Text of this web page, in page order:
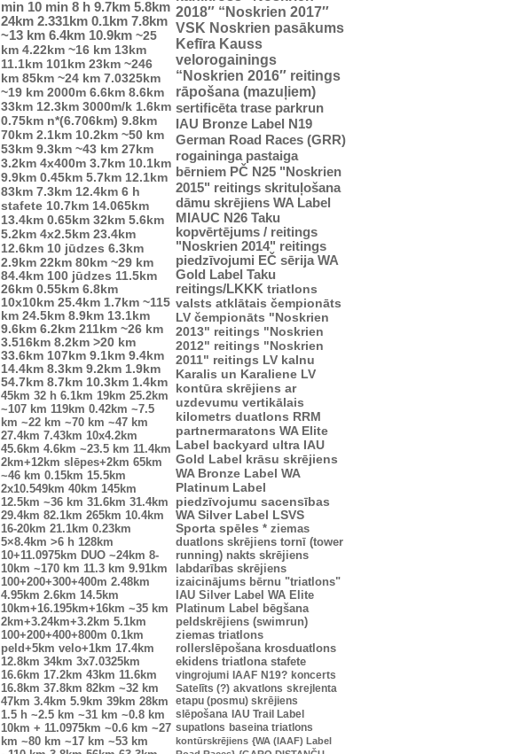
min 10 min 8 h 9.7km 5.8km
24km 2.331km 0.1km 7.8km
~13 km 6.4km 10.9km ~25
km 4.22km ~16 km 13km
11.1km 101km 23km ~246
km 85km ~24 km 7.0325km
~19 km 2000m 6.6km 8.6km
33km 12.3km 3000m/k 1.6km
0.75km n*(6.706km) 9.8km
70km 2.1km 10.2km ~50 km
53km 9.3km ~43 km 27km
3.2km 4x400m 3.7km 10.1km
9.9km 0.45km 5.7km 12.1km
83km 7.3km 12.4km 6 h
stafete 10.7km 14.065km
13.4km 0.65km 32km 5.6km
5.2km 4x2.5km 23.4km
12.6km 10 jūdzes 6.3km
2.9km 22km 80km ~29 km
84.4km 100 jūdzes 11.5km
26km 0.55km 6.8km
10x10km 25.4km 1.7km ~115
km 24.5km 8.9km 13.1km
9.6km 6.2km 211km ~26 km
3.516km 8.2km >20 km
33.6km 107km 9.1km 9.4km
14.4km 8.3km 9.2km 1.9km
54.7km 8.7km 10.3km 1.4km
45km 32 h 6.1km 19km 25.2km
~107 km 119km 0.42km ~7.5
km ~22 km ~70 km ~47 km
27.4km 7.43km 10x4.2km
45.6km 4.6km ~23.5 km 11.4km
2km+12km slēpes+2km 65km
~46 km 0.15km 15.5km
2x10.549km 40km 145km
12.5km ~36 km 31.6km 31.4km
29.4km 82.1km 265km 10.4km
16-20km 21.1km 0.23km
5×8.4km >6 h 128km
10+11.0975km DUO ~24km 8-
10km ~170 km 11.3 km 9.91km
100+200+300+400m 2.48km
4.95km 2.6km 14.5km
10km+16.195km+16km ~35 km
2km+3.24km+3.2km 5.1km
100+200+400+800m 0.1km
peld+5km velo+1km 17.4km
12.8km 34km 3x7.0325km
16.6km 17.2km 43km 11.6km
16.8km 37.8km 82km ~32 km
47km 3.4km 5.9km 39km 28km
1.5 h ~2.5 km ~31 km ~0.8 km
10km + 11.0975km ~0.6 km ~27
km ~80 km ~17 km ~53 km
2018″ “Noskrien 2017″
VSK Noskrien pasākums
Kefīra Kauss
velorogainings
“Noskrien 2016″ reitings
rāpošana (mazuļiem)
sertificēta trase parkrun
IAU Bronze Label N19
German Road Races (GRR)
rogaininga pastaiga
bērniem PČ N25 "Noskrien
2015" reitings skrituļošana
dāmu skrējiens WA Label
MIAUC N26 Taku
kopvērtējums / reitings
"Noskrien 2014" reitings
piedzīvojumi EČ sērija WA
Gold Label Taku
reitings/LKKK triatlons
valsts atklātais čempionāts
LV čempionāts "Noskrien
2013" reitings "Noskrien
2012" reitings "Noskrien
2011" reitings LV kalnu
Karalis un Karaliene LV
kontūra skrējiens ar
uzdevumu vertikālais
kilometrs duatlons RRM
partnermaratons WA Elite
Label backyard ultra IAU
Gold Label krāsu skrējiens
WA Bronze Label WA
Platinum Label
piedzīvojumu sacensības
WA Silver Label LSVS
Sporta spēles * ziemas
duatlons skrējiens tornī (tower
running) nakts skrējiens
labdarības skrējiens
izaicinājums bērnu "triatlons"
IAU Silver Label WA Elite
Platinum Label bēgšana
peldskrējiens (swimrun)
ziemas triatlons
rollerslēpošana krosduatlons
ekidens triatlona stafete
vingrojumi IAAF N19? koncerts
Satelīts (?) akvatlons skrejlenta
etapu (posmu) skrējiens
slēpošana
IAU Trail Label
supatlons baseina triatlons
kontūrskrējiens {WA (IAAF) Label